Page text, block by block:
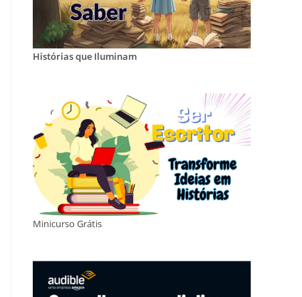
R$ 18,21
Compre agora
Histórias que Iluminam
Minicurso Grátis